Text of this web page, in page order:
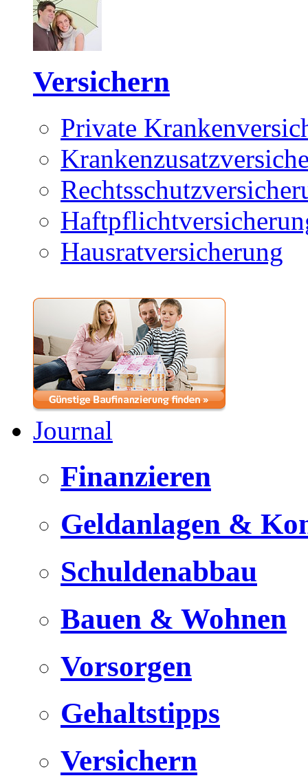
Versichern
Private
Hausratversicherung
Journal
Finanzieren
Geldanlagen &
Schuldenabbau
Bauen & Wohnen
Vorsorgen
Gehaltstipps
Versichern